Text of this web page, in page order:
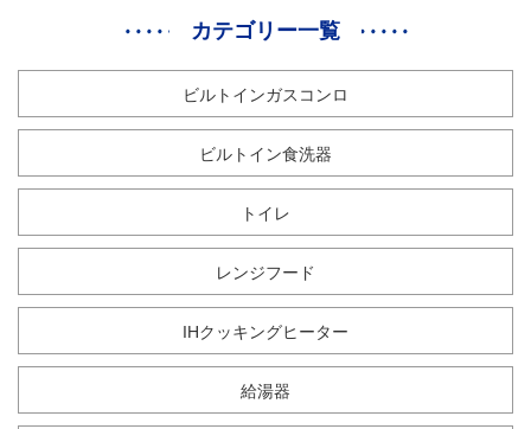
カテゴリー一覧
ビルトインガスコンロ
ビルトイン食洗器
トイレ
レンジフード
IHクッキングヒーター
給湯器